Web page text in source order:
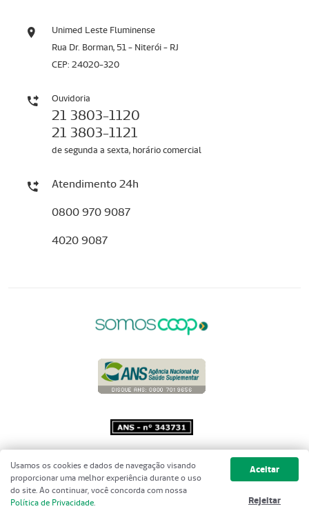
Unimed Leste Fluminense
Rua Dr. Borman, 51 - Niterói - RJ
CEP: 24020-320
Ouvidoria
21 3803-1120
21 3803-1121
de segunda a sexta, horário comercial
Atendimento 24h
0800 970 9087
4020 9087
Copyright 2001 - 2026 Unimed do
Brasil - Todos os direitos reservados
Usamos os cookies e dados de navegação visando
proporcionar uma melhor experiência durante o uso
do site. Ao continuar, você concorda com nossa
Política de Privacidade.
Aceitar
Rejeitar